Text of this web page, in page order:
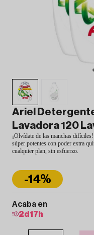
Ariel
Lavadora 120
¡Olvídate de las manchas
súper potentes con poder extra
cualquier plan, sin esfuerzo.
-14%
Acaba en
2d 17 h